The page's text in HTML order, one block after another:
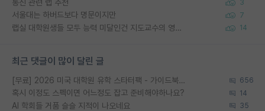
통신 관련 랩 추천 3
서울대는 하버드보다 명문이지만 7
랩실 대학원생들 모두 능력 미달인건 지도교수의 영향 아닌가? 14
최근 댓글이 많이 달린 글
[무료] 2026 미국 대학원 유학 스타터팩 - 가이드북 & 합격자 컨택메일 템플릿 656
혹시 이정도 스펙이면 어느정도 잡고 준비해야하나요? 14
AI 학회들 거품 슬슬 지적이 나오네요 35